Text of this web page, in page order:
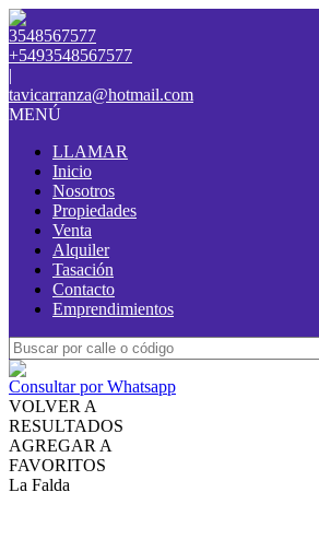
3548567577
+5493548567577
|
tavicarranza@hotmail.com
MENÚ
LLAMAR
Inicio
Nosotros
Propiedades
Venta
Alquiler
Tasación
Contacto
Emprendimientos
Consultar por Whatsapp
VOLVER A
RESULTADOS
AGREGAR A
FAVORITOS
La Falda